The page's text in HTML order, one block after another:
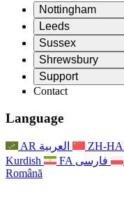
Nottingham
Review
Președintele
Echipa
Termeni de referință
Raportul final al
Întrebări frecvente
Procesul de
Buletine informative
Renunțare
Evenimente
Leeds
Review
Președintele
Echipa
Termeni de referință
Contact
Sprijin psihologic
Actualizări pentru
Evenimente
For Staff
Sprijin pentru
Vocile personalului
Sussex
Review
Președintele
Echipa
Termeni de referință
For Families
Actualizări pentru
Evenimente
For Staff
Shrewsbury
Review
Termeni de
Raportul final al
Primul raport al
For Families
Actualizări
Support
Leeds
Nottingham
Serviciul de
Sprijin în caz de
Servicii regionale
National
Sepsis Charities
Contact
Language
AR العربية ZH-
Kurdish
FA فارسی
Română